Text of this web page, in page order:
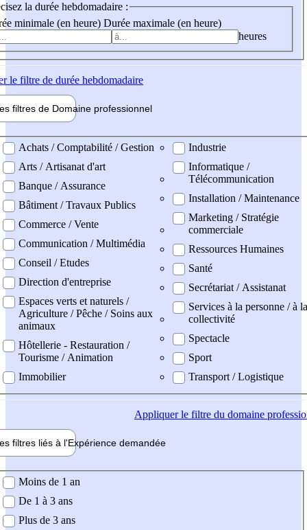
la durée hebdomadaire :
minimale (en heure) Durée maximale (en heure)
heures
le filtre de durée hebdomadaire
filtres de Domaine professionnel
professionel
Achats / Comptabilité / Gestion
Arts / Artisanat d'art
Banque / Assurance
Bâtiment / Travaux Publics
Commerce / Vente
Communication / Multimédia
Conseil / Etudes
Direction d'entreprise
Espaces verts et naturels /
Agriculture / Pêche / Soins aux
animaux
Hôtellerie - Restauration /
Tourisme / Animation
Immobilier
Industrie
Informatique /
Télécommunication
Installation / Maintenance
Marketing / Stratégie
commerciale
Ressources Humaines
Santé
Secrétariat / Assistanat
Services à la personne / à la
collectivité
Spectacle
Sport
Transport / Logistique
Appliquerle filtre du domaine
filtres liés à l'Expérience demandée
demandée
Moins de 1 an
De 1 à 3 ans
Plus de 3 ans